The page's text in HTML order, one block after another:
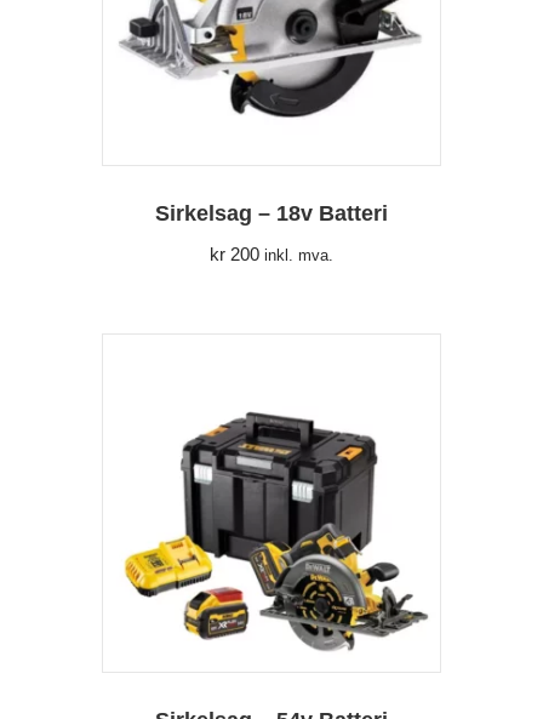
Sirkelsag – 18v Batteri
kr 200 inkl. mva.